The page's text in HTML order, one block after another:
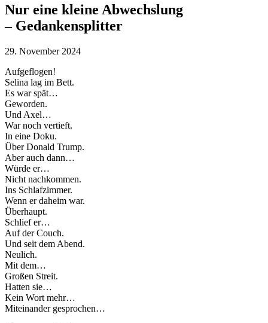
Nur eine kleine Abwechslung
– Gedankensplitter
29. November 2024
Aufgeflogen!
Selina lag im Bett.
Es war spät…
Geworden.
Und Axel…
War noch vertieft.
In eine Doku.
Über Donald Trump.
Aber auch dann…
Würde er…
Nicht nachkommen.
Ins Schlafzimmer.
Wenn er daheim war.
Überhaupt.
Schlief er…
Auf der Couch.
Und seit dem Abend.
Neulich.
Mit dem…
Großen Streit.
Hatten sie…
Kein Wort mehr…
Miteinander gesprochen…